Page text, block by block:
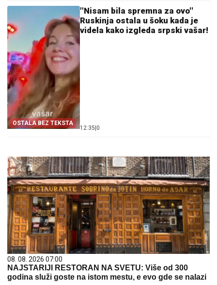
OSTALA BEZ TEKSTA
''Nisam bila spremna za ovo''
Ruskinja ostala u šoku kada je
videla kako izgleda srpski vašar!
12:35|0
08. 08. 2026 07:00
NAJSTARIJI RESTORAN NA SVETU: Više od 300
godina služi goste na istom mestu, e evo gde se nalazi